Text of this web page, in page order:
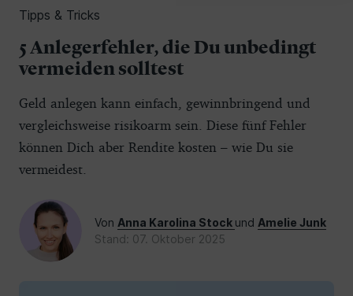
Tipps & Tricks
5 Anlegerfehler, die Du unbedingt
vermeiden solltest
Geld anlegen kann einfach, gewinnbringend und
vergleichsweise risikoarm sein. Diese fünf Fehler
können Dich aber Rendite kosten – wie Du sie
vermeidest.
Von Anna Karolina Stock und Amelie Junk
Stand: 07. Oktober 2025